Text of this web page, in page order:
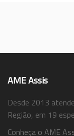
AME Assis
Desde 2013
Região, em 19
Conheça o AME